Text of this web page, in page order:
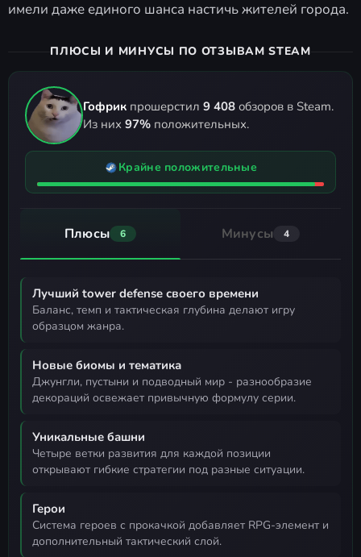
имели даже единого шанса настичь жителей города.
ПЛЮСЫ И МИНУСЫ ПО ОТЗЫВАМ STEAM
Гофрик прошерстил 9 408 обзоров в Steam.
Из них 97% положительных.
Крайне положительные
Плюсы 6 Минусы 4
Лучший tower defense своего времени
баланс, темп и тактическая глубина делают игру
образцом жанра.
Новые биомы и тематика
джунгли, пустыни и подводный мир - разнообразие
декораций освежает привычную формулу серии.
Уникальные башни
четыре ветки развития для каждой позиции
открывают гибкие стратегии под разные ситуации.
Герои
система героев с прокачкой добавляет RPG-элемент и
дополнительный тактический слой.